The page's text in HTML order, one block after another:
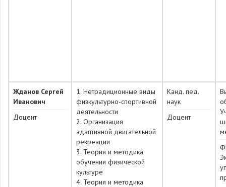
Жданов Сергей
Иванович
Доцент
1. Нетрадиционные виды
физкультурно-спортивной
деятельности
2. Организация
адаптивной двигательной
рекреации
3. Теория и методика
обучения физической
культуре
4. Теория и методика
Канд. пед.
наук
Доцент